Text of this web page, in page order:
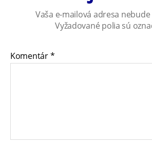
Vaša e-mailová adresa
Vyžadované polia sú
Komentár*